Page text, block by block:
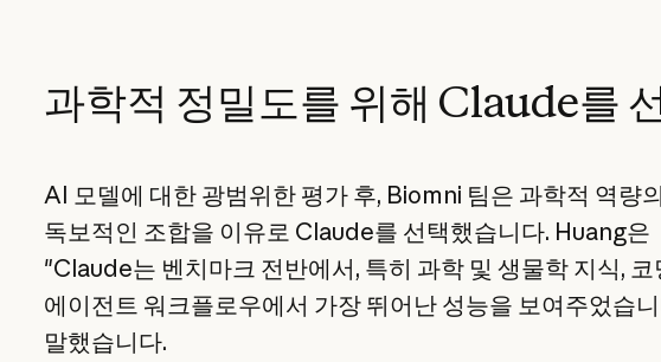
과학적 정밀도를 위해 Claude를
AI 모델에 대한 광범위한 평가 후, Biomni 팀은 과학적 역량의
독보적인 조합을 이유로 Claude를 선택했습니다. Huang은
"Claude는 벤치마크 전반에서, 특히 과학 및 생물학 지식, 코
에이전트 워크플로우에서 가장 뛰어난 성능을 보여주었습
말했습니다.